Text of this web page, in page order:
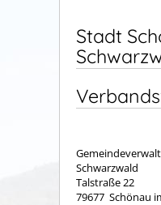
Stadt
Schwarzwald
Talstraße 22
79677 Schönau